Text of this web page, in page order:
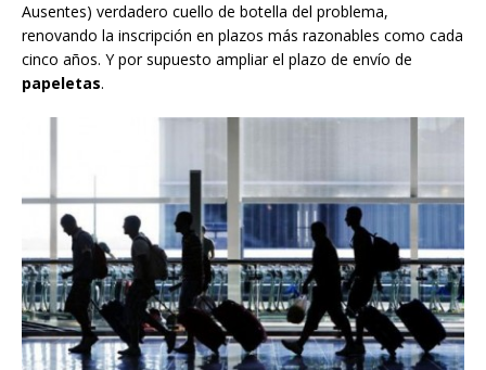
Ausentes) verdadero cuello de botella del problema,
renovando la inscripción en plazos más razonables como cada
cinco años. Y por supuesto ampliar el plazo de envío de
papeletas.